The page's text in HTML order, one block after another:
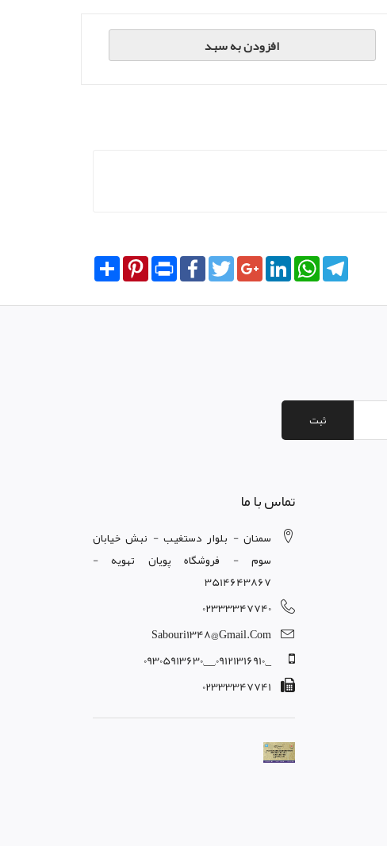
افزودن به سبد
Share PinterestPrint FacebookTwitterGoogle+LinkedInWhatsApp
ثبت
تماس با ما
سمنان - بلوار دستغيب - نبش خيابان
سوم - فروشگاه پويان تهويه -
3514643867
02333347740
Sabouri1348@gmail.com
_,09121316910,__,09305913630
02333347741